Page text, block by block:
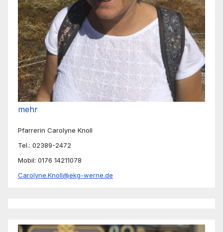
mehr
Pfarrerin Carolyne Knoll
Tel.: 02389-2472
Mobil: 0176 14211078
Carolyne.Knoll@ekg-werne.de